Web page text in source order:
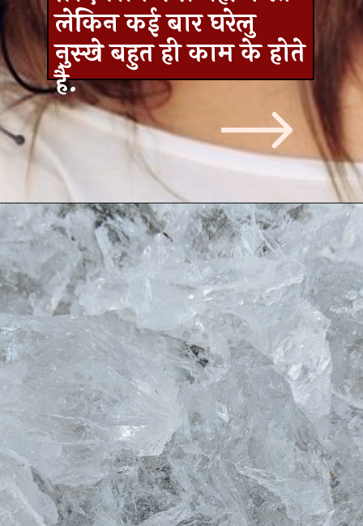
लेकिन कई बार घरेलु
नुस्खे बहुत ही काम के होते
है.